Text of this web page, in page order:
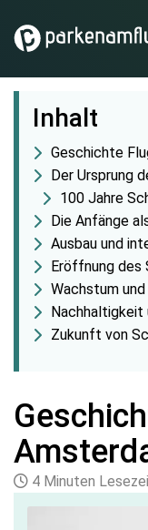
Inhalt
Geschichte
Der Ursprung
100 Jahre
Die Anfänge
Ausbau und
Eröffnung des
Wachstum
Zukunft von
4 Minuten